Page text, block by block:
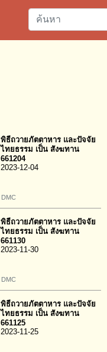
พิธีถวายภัตตาหาร และปัจจัย
ไทยธรรม เป็น สังฆทาน
661204
2023-12-04
DMC
พิธีถวายภัตตาหาร และปัจจัย
ไทยธรรม เป็น สังฆทาน
661130
2023-11-30
DMC
พิธีถวายภัตตาหาร และปัจจัย
ไทยธรรม เป็น สังฆทาน
661125
2023-11-25